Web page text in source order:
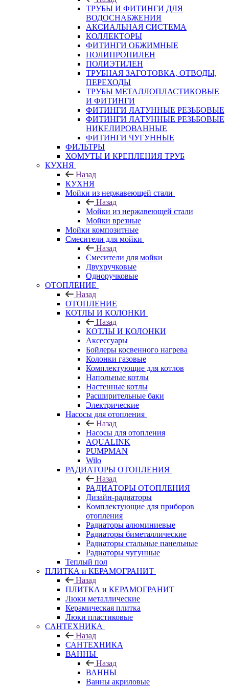
ТРУБЫ И ФИТИНГИ ДЛЯ
ВОДОСНАБЖЕНИЯ
АКСИАЛЬНАЯ СИСТЕМА
КОЛЛЕКТОРЫ
ФИТИНГИ ОБЖИМНЫЕ
ПОЛИПРОПИЛЕН
ПОЛИЭТИЛЕН
ТРУБНАЯ ЗАГОТОВКА, ОТВОДЫ,
ПЕРЕХОДЫ
ТРУБЫ МЕТАЛЛОПЛАСТИКОВЫЕ
И ФИТИНГИ
ФИТИНГИ ЛАТУННЫЕ РЕЗЬБОВЫЕ
ФИТИНГИ ЛАТУННЫЕ РЕЗЬБОВЫЕ
НИКЕЛИРОВАННЫЕ
ФИТИНГИ ЧУГУННЫЕ
ФИЛЬТРЫ
ХОМУТЫ И КРЕПЛЕНИЯ ТРУБ
КУХНЯ
Назад
КУХНЯ
Мойки из нержавеющей стали
Назад
Мойки из нержавеющей стали
Мойки врезные
Мойки композитные
Смесители для мойки
Назад
Смесители для мойки
Двухручковые
Одноручковые
ОТОПЛЕНИЕ
Назад
ОТОПЛЕНИЕ
КОТЛЫ И КОЛОНКИ
Назад
КОТЛЫ И КОЛОНКИ
Аксессуары
Бойлеры косвенного нагрева
Колонки газовые
Комплектующие для котлов
Напольные котлы
Настенные котлы
Расширительные баки
Электрические
Насосы для отопления
Назад
Насосы для отопления
AQUALINK
PUMPMAN
Wilo
РАДИАТОРЫ ОТОПЛЕНИЯ
Назад
РАДИАТОРЫ ОТОПЛЕНИЯ
Дизайн-радиаторы
Комплектующие для приборов
отопления
Радиаторы алюминиевые
Радиаторы биметаллические
Радиаторы стальные панельные
Радиаторы чугунные
Теплый пол
ПЛИТКА и КЕРАМОГРАНИТ
Назад
ПЛИТКА и КЕРАМОГРАНИТ
Люки металлические
Керамическая плитка
Люки пластиковые
САНТЕХНИКА
Назад
САНТЕХНИКА
ВАННЫ
Назад
ВАННЫ
Ванны акриловые